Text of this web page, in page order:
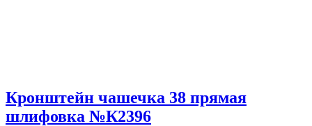
Кронштейн чашечка 38 прямая
шлифовка №К2396